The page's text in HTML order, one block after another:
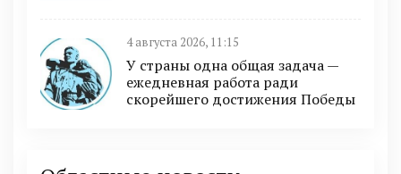
4 августа 2026, 11:15
У страны одна общая задача —
ежедневная работа ради
скорейшего достижения Победы